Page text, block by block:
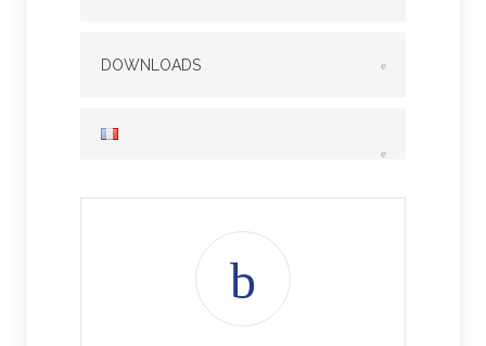
DOWNLOADS